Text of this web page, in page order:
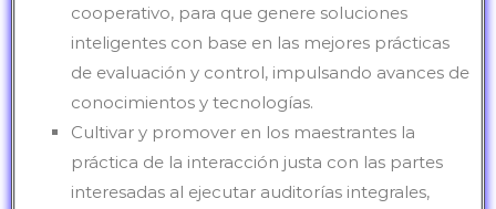
cooperativo, para que genere soluciones
inteligentes con base en las mejores prácticas
de evaluación y control, impulsando avances de
conocimientos y tecnologías.
Cultivar y promover en los maestrantes la
práctica de la interacción justa con las partes
interesadas al ejecutar auditorías integrales,